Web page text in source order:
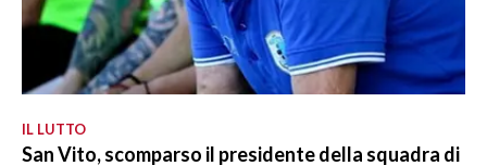
IL LUTTO
San Vito, scomparso il presidente della squadra di